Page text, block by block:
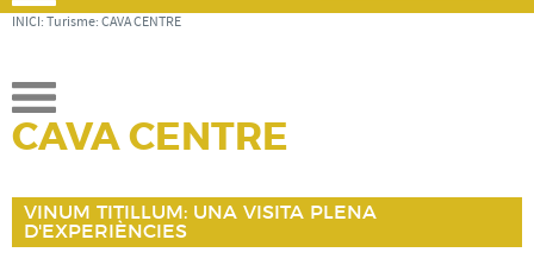
INICI: Turisme: CAVA CENTRE
CAVA CENTRE
VINUM TITILLUM: UNA VISITA PLENA
D'EXPERIÈNCIES